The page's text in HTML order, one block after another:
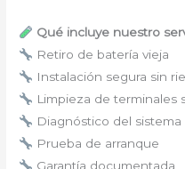
Qué incluye nuestro
Retiro de batería vieja
Instalación segura sin
Limpieza de terminales
Diagnóstico del sistema
Prueba de arranque
Garantía documentada